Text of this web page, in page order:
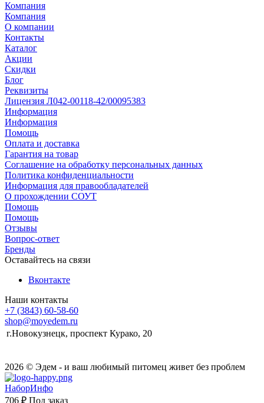
Компания
Компания
О компании
Контакты
Каталог
Акции
Скидки
Блог
Реквизиты
Лицензия Л042-00118-42/00095383
Информация
Информация
Помощь
Оплата и доставка
Гарантия на товар
Соглашение на обработку персональных данных
Политика конфиденциальности
Информация для правообладателей
О прохождении СОУТ
Помощь
Помощь
Отзывы
Вопрос-ответ
Бренды
Оставайтесь на связи
Вконтакте
Наши контакты
+7 (3843) 60-58-60
shop@moyedem.ru
г.Новокузнецк, проспект Курако, 20
2026 © Эдем - и ваш любимый питомец живет без проблем
НаборИнфо
706 ₽ Под заказ